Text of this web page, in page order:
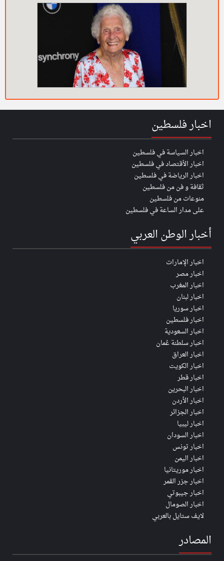
اخبار فلسطين
اخبار السياسة في فلسطين
اخبار الأقتصاد في فلسطين
اخبار الرياضة في فلسطين
ثقافة و فن من فلسطين
منوعات من فلسطين
على مدار الساعة في فلسطين
أخبار الوطن العربي
اخبار الإمارات
اخبار مصر
اخبار المغرب
اخبار لبنان
اخبار سوريا
اخبار فلسطين
اخبار السعودية
اخبار سلطنة عُمان
اخبار العراق
اخبار الكويت
اخبار قطر
اخبار البحرين
اخبار الأردن
اخبار الجزائر
اخبار ليبيا
اخبار السودان
اخبار تونس
اخبار اليمن
اخبار موريتانيا
اخبار جزر القمر
اخبار جيبوتي
اخبار الصومال
لايف ستايل بالعربي
المصادر